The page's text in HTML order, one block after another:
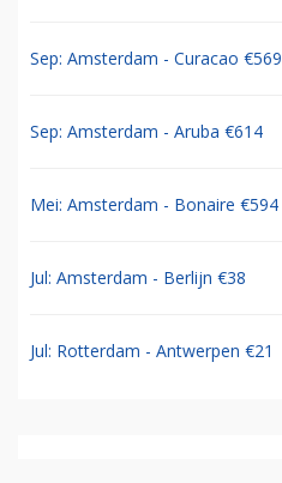
Sep: Amsterdam - Curacao €569
Sep: Amsterdam - Aruba €614
Mei: Amsterdam - Bonaire €594
Jul: Amsterdam - Berlijn €38
Jul: Rotterdam - Antwerpen €21